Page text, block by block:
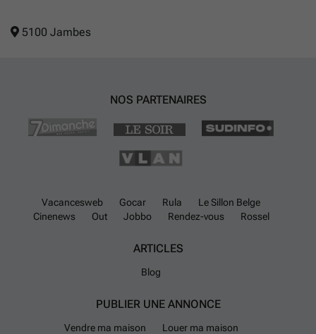
5100 Jambes
NOS PARTENAIRES
Vacancesweb Gocar Rula
Le Sillon Belge
Cinenews
Out Jobbo Rendez-vous Rossel
ARTICLES
Blog
PUBLIER UNE ANNONCE
Vendre ma maison
Louer ma maison